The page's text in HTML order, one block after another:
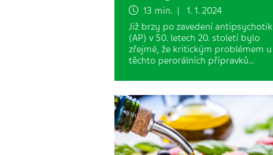
13 min. | 1. 1. 2024
Již brzy po zavedení antipsychotik
(AP) v 50. letech 20. století bylo
zřejmé, že kritickým problémem u
těchto perorálních přípravků…